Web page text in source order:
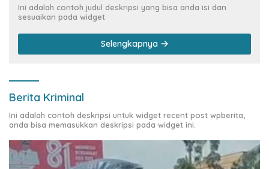
Ini adalah contoh judul deskripsi yang bisa anda isi dan
sesuaikan pada widget
Selengkapnya
Berita Kriminal
Ini adalah contoh deskripsi untuk widget recent post wpberita,
anda bisa memasukkan deskripsi pada widget ini.